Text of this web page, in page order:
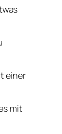
einer
mit